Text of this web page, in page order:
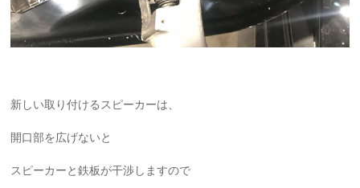
新しい取り付けるスピーカーは、
開口部を広げないと
スピーカーと鉄板が干渉しますので